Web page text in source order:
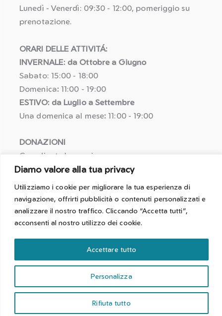
Diamo valore alla tua privacy
Utilizziamo i cookie per migliorare la tua esperienza di
navigazione, offrirti pubblicità o contenuti personalizzati e
analizzare il nostro traffico. Cliccando “Accetta tutti”,
acconsenti al nostro utilizzo dei cookie.
Personalizza
Rifiuta tutto
Accettare tutto
Lunedì - Venerdì: 09:30 - 12:00, pomeriggio su
prenotazione.
ORARI DELLE ATTIVITÁ:
INVERNALE: da Ottobre a Giugno
Sabato: 15:00 - 18:00
Domenica: 11:00 - 19:00
ESTIVO: da Luglio a Settembre
Una domenica al mese: 11:00 - 19:00
DONAZIONI
Coordinate bancarie:
IBAN: IT25 R058 5611 6010 5057 1464 622
Causale per detrazione fiscale:
Erogazione liberale [Nome Cognome]